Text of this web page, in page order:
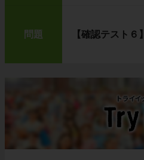
問題 【確認テスト６】